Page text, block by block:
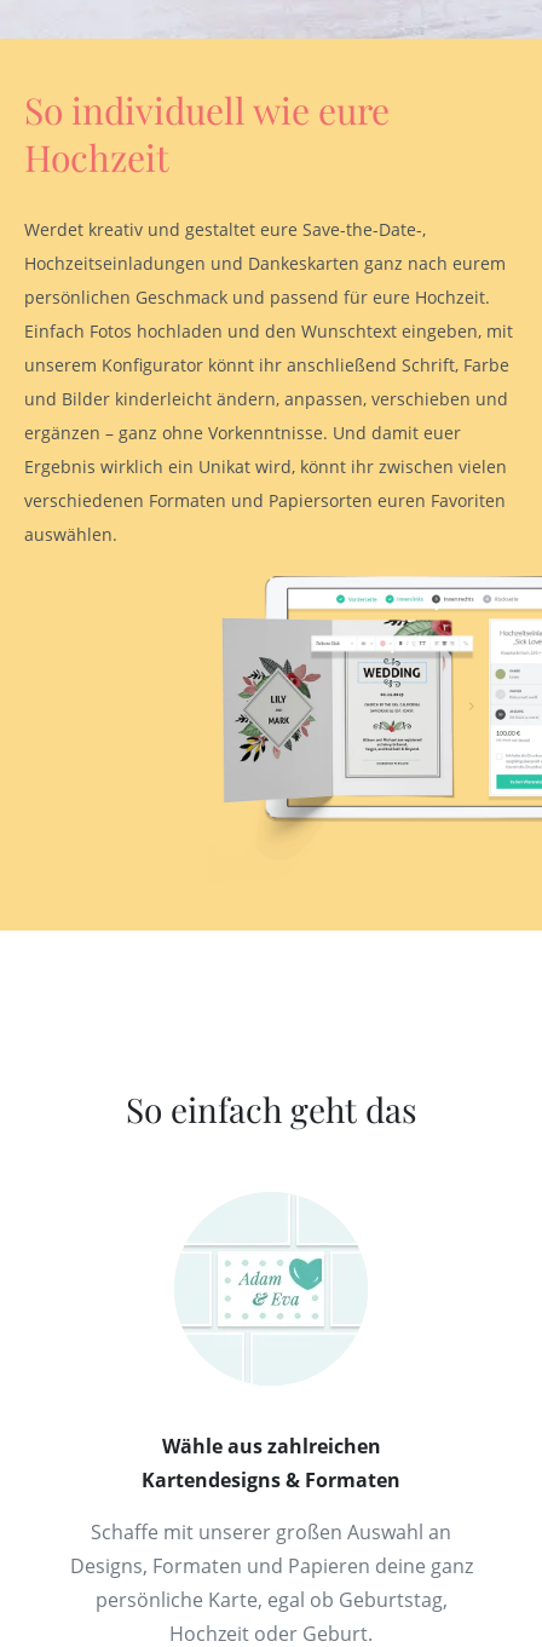
So individuell wie eure
Hochzeit
Werdet kreativ und gestaltet eure Save-the-Date-,
Hochzeitseinladungen und Dankeskarten ganz nach eurem
persönlichen Geschmack und passend für eure Hochzeit.
Einfach Fotos hochladen und den Wunschtext eingeben, mit
unserem Konfigurator könnt ihr anschließend Schrift, Farbe
und Bilder kinderleicht ändern, anpassen, verschieben und
ergänzen – ganz ohne Vorkenntnisse. Und damit euer
Ergebnis wirklich ein Unikat wird, könnt ihr zwischen vielen
verschiedenen Formaten und Papiersorten euren Favoriten
auswählen.
So einfach geht das
Wähle aus zahlreichen
Kartendesigns & Formaten
Schaffe mit unserer großen Auswahl an
Designs, Formaten und Papieren deine ganz
persönliche Karte, egal ob Geburtstag,
Hochzeit oder Geburt.